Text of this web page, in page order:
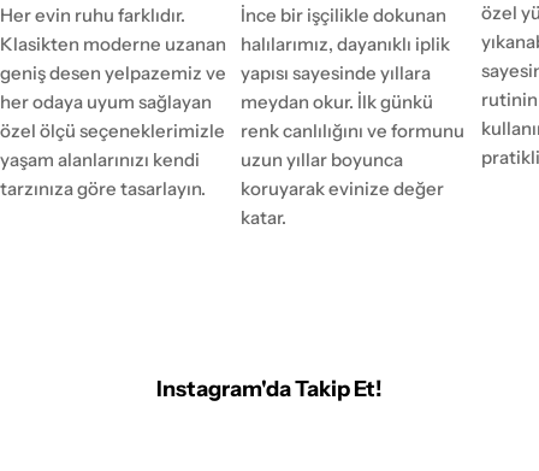
Her evin ruhu farklıdır.
Klasikten moderne uzanan
geniş desen yelpazemiz ve
her odaya uyum sağlayan
özel ölçü seçeneklerimizle
yaşam alanlarınızı kendi
tarzınıza göre tasarlayın.
İnce bir işçilikle dokunan
halılarımız, dayanıklı iplik
yapısı sayesinde yıllara
meydan okur. İlk günkü
renk canlılığını ve formunu
uzun yıllar boyunca
koruyarak evinize değer
katar.
özel
Instagram'da Takip Et!